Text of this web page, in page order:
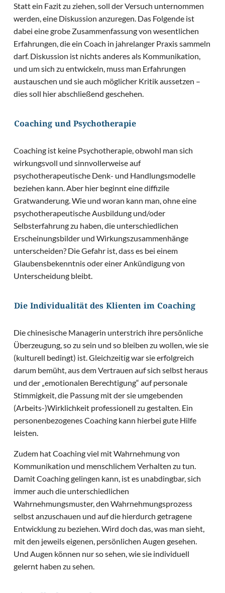
Statt ein Fazit zu ziehen, soll der Versuch unternommen
werden, eine Diskussion anzuregen. Das Folgende ist
dabei eine grobe Zusammenfassung von wesentlichen
Erfahrungen, die ein Coach in jahrelanger Praxis sammeln
darf. Diskussion ist nichts anderes als Kommunikation,
und um sich zu entwickeln, muss man Erfahrungen
austauschen und sie auch möglicher Kritik aussetzen –
dies soll hier abschließend geschehen.
Coaching und Psychotherapie
Coaching ist keine Psychotherapie, obwohl man sich
wirkungsvoll und sinnvollerweise auf
psychotherapeutische Denk- und Handlungsmodelle
beziehen kann. Aber hier beginnt eine diffizile
Gratwanderung. Wie und woran kann man, ohne eine
psychotherapeutische Ausbildung und/oder
Selbsterfahrung zu haben, die unterschiedlichen
Erscheinungsbilder und Wirkungszusammenhänge
unterscheiden? Die Gefahr ist, dass es bei einem
Glaubensbekenntnis oder einer Ankündigung von
Unterscheidung bleibt.
Die Individualität des Klienten im Coaching
Die chinesische Managerin unterstrich ihre persönliche
Überzeugung, so zu sein und so bleiben zu wollen, wie sie
(kulturell bedingt) ist. Gleichzeitig war sie erfolgreich
darum bemüht, aus dem Vertrauen auf sich selbst heraus
und der „emotionalen Berechtigung“ auf personale
Stimmigkeit, die Passung mit der sie umgebenden
(Arbeits-)Wirklichkeit professionell zu gestalten. Ein
personenbezogenes Coaching kann hierbei gute Hilfe
leisten.
Zudem hat Coaching viel mit Wahrnehmung von
Kommunikation und menschlichem Verhalten zu tun.
Damit Coaching gelingen kann, ist es unabdingbar, sich
immer auch die unterschiedlichen
Wahrnehmungsmuster, den Wahrnehmungsprozess
selbst anzuschauen und auf die hierdurch getragene
Entwicklung zu beziehen. Wird doch das, was man sieht,
mit den jeweils eigenen, persönlichen Augen gesehen.
Und Augen können nur so sehen, wie sie individuell
gelernt haben zu sehen.